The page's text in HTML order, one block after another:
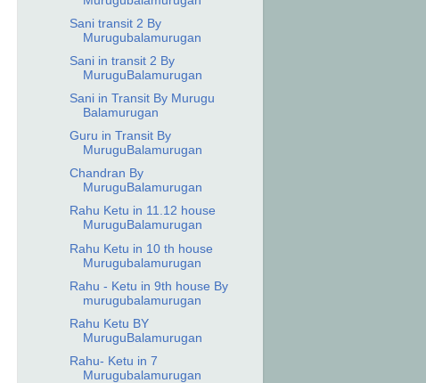
Sani transit 2 By
Murugubalamurugan
Sani in transit 2 By
MuruguBalamurugan
Sani in Transit By Murugu
Balamurugan
Guru in Transit By
MuruguBalamurugan
Chandran By
MuruguBalamurugan
Rahu Ketu in 11.12 house
MuruguBalamurugan
Rahu Ketu in 10 th house
Murugubalamurugan
Rahu - Ketu in 9th house By
murugubalamurugan
Rahu Ketu BY
MuruguBalamurugan
Rahu- Ketu in 7
Murugubalamurugan